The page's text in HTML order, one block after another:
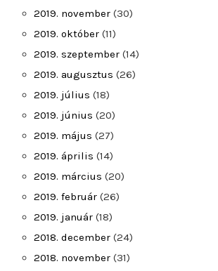
2019. november (30)
2019. október (11)
2019. szeptember (14)
2019. augusztus (26)
2019. július (18)
2019. június (20)
2019. május (27)
2019. április (14)
2019. március (20)
2019. február (26)
2019. január (18)
2018. december (24)
2018. november (31)